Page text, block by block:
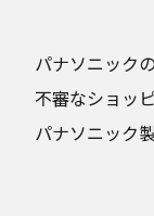
パナソニック
不審なショッ
パナソニック